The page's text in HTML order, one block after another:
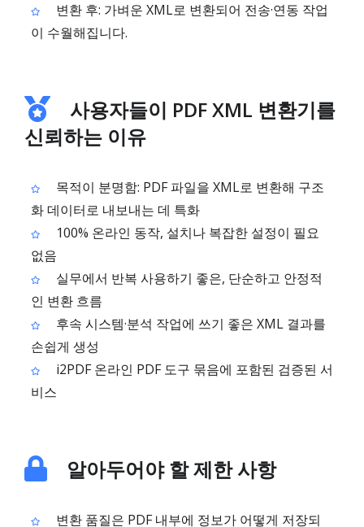
변환 후: 가벼운 XML로 변환되어 전송·연동 작업
이 수월해집니다.
사용자들이 PDF XML 변환기를
신뢰하는 이유
목적이 분명함: PDF 파일을 XML로 변환해 구조
화 데이터로 내보내는 데 특화
100% 온라인 동작, 설치나 복잡한 설정이 필요
없음
실무에서 반복 사용하기 좋은, 단순하고 안정적
인 변환 흐름
후속 시스템·분석 작업에 쓰기 좋은 XML 결과를
손쉽게 생성
i2PDF 온라인 PDF 도구 묶음에 포함된 검증된 서
비스
알아두어야 할 제한 사항
변환 품질은 PDF 내부에 정보가 어떻게 저장되